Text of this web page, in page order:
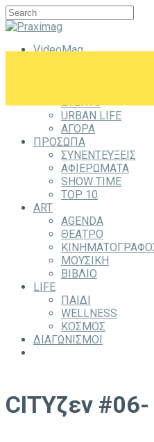
VideoMag
EVENTS
URBAN LIFE
ΑΓΟΡΑ
ΠΡΟΣΩΠΑ
ΣΥΝΕΝΤΕΥΞΕΙΣ
ΑΦΙΕΡΩΜΑΤΑ
SHOW TIME
TOP 10
ART
AGENDA
ΘΕΑΤΡΟ
ΜΟΥΣΙΚΗ
ΒΙΒΛΙΟ
LIFE
ΠΑΙΔΙ
WELLNESS
ΚΟΣΜΟΣ
ΔΙΑΓΩΝΙΣΜΟΙ
CITYζεν